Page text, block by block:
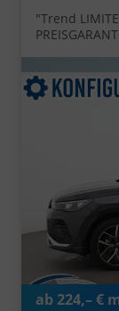
"Trend
ab 224,– €